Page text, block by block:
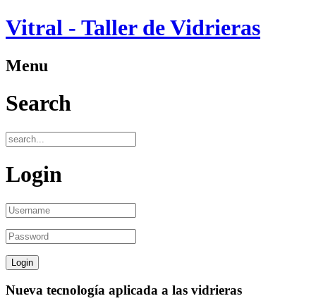
Vitral - Taller de Vidrieras
Menu
Search
Login
Nueva tecnología aplicada a las vidrieras